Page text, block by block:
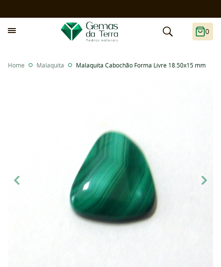
0
Home Malaquita Malaquita Cabochão Forma Livre 18.50x15 mm